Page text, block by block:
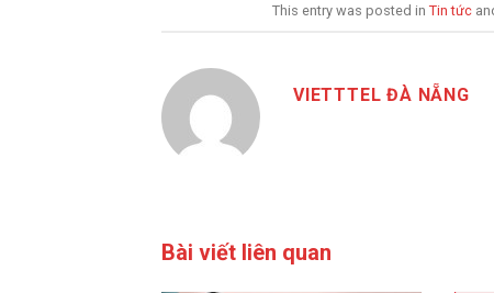
This entry was posted inTin tức
VIETTTEL ĐÀ NẴNG
Bài viết liên quan